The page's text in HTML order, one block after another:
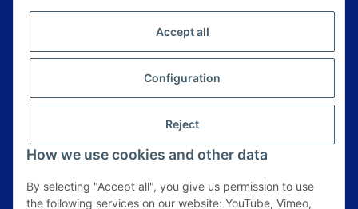
Accept all
Configuration
Reject
How we use cookies and other data
By selecting "Accept all", you give us permission to use
the following services on our website: YouTube, Vimeo,
Please email me the latest information on your
product portfolio regularly and in accordance with
your dataprivacy notice. I recognise that I can
revoke my permission to receive said emails at any
Information